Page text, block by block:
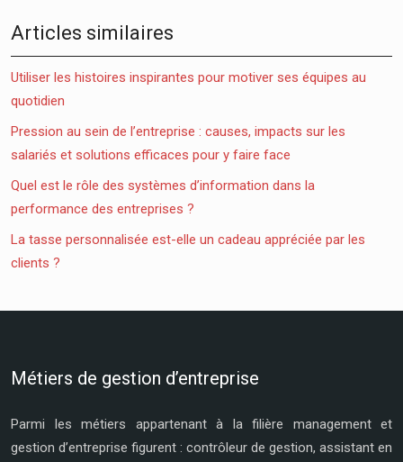
Articles similaires
Utiliser les histoires inspirantes pour motiver ses équipes au
quotidien
Pression au sein de l’entreprise : causes, impacts sur les
salariés et solutions efficaces pour y faire face
Quel est le rôle des systèmes d’information dans la
performance des entreprises ?
La tasse personnalisée est-elle un cadeau appréciée par les
clients ?
Métiers de gestion d’entreprise
Parmi les métiers appartenant à la filière management et
gestion d’entreprise figurent : contrôleur de gestion, assistant en